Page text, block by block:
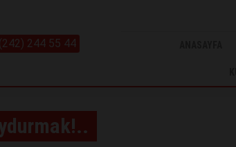
(242) 244 55 44